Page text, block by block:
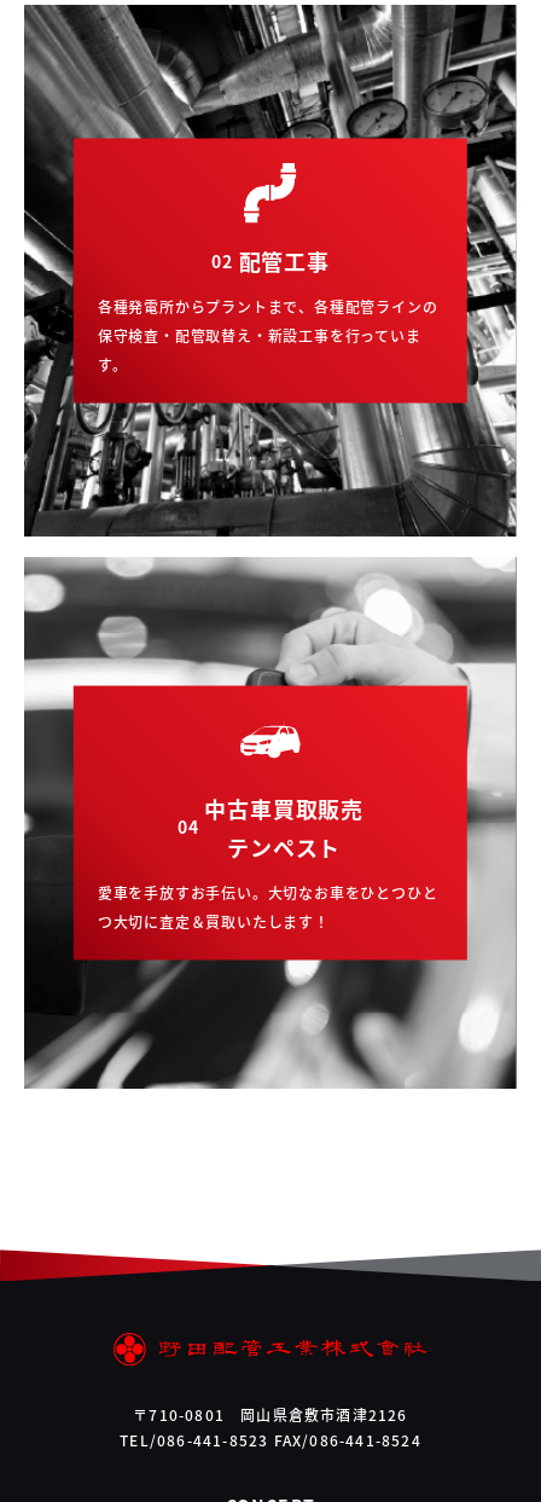
02 配管工事
各種発電所からプラントまで、各種配管ラインの
保守検査・配管取替え・新設工事を行っていま
す。
04
中古車買取販売
テンペスト
愛車を手放すお手伝い。大切なお車をひとつひと
つ大切に査定＆買取いたします！
〒710-0801 岡山県倉敷市酒津2126
TEL/086-441-8523 FAX/086-441-8524